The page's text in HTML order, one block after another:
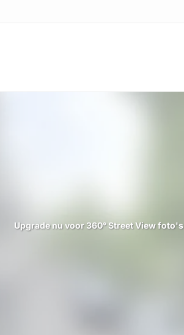
Upgrade nu voor 360° Street View foto's